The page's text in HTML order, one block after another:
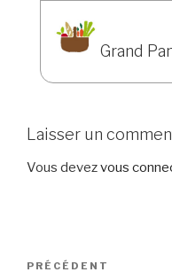
Grand
Laisser un
Vous devezvous
Navigation
Article
PRÉCÉDENT